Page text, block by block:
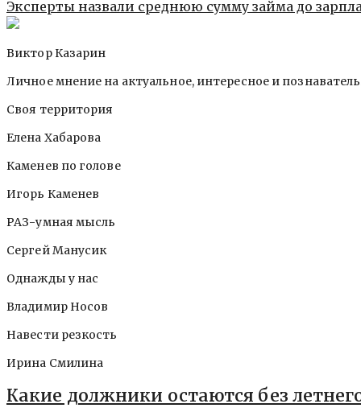
Эксперты назвали среднюю сумму займа до
Виктор Казарин
Личное мнение на актуальное, интересное и
Своя территория
Елена Хабарова
Каменев по голове
Игорь Каменев
РАЗ-умная мысль
Сергей Манусик
Однажды у нас
Владимир Носов
Навести резкость
Ирина Смилина
Какие должники остаются без